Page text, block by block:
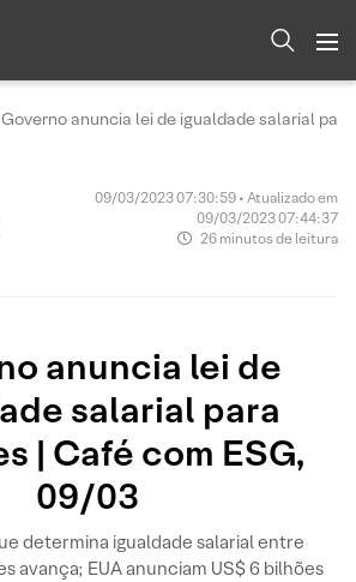
Governo anuncia lei de igualdade salarial
09/03/2023 07:30:59 • Atualizado em
09/03/2023 07:44:37
26 minutos de leitura
anuncia lei de
salarial para
| Café com ESG,
09/03
determina igualdade salarial entre
avança; EUA anunciam US$ 6 bilhões